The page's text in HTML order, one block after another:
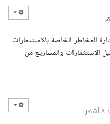
المخاطر الخاصة بالاستثمارات
الاستثمارات والمشاريع من